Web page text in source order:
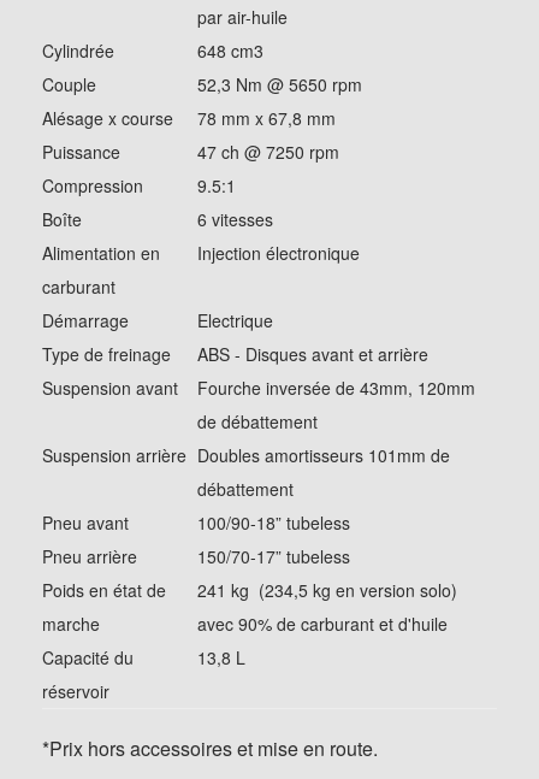
par air-huile
Cylindrée
648 cm3
Couple
52,3 Nm @ 5650 rpm
Alésage x course
78 mm x 67,8 mm
Puissance
47 ch @ 7250 rpm
Compression
9.5:1
Boîte
6 vitesses
Alimentation en
carburant
Injection électronique
Démarrage
Electrique
Type de freinage
ABS - Disques avant et arrière
Suspension avant
Fourche inversée de 43mm, 120mm
de débattement
Suspension arrière Doubles amortisseurs 101mm de
débattement
Pneu avant
100/90-18” tubeless
Pneu arrière
150/70-17” tubeless
Poids en état de
marche
241 kg (234,5 kg en version solo)
avec 90% de carburant et d'huile
Capacité du
réservoir
13,8 L
*Prix hors accessoires et mise en route.